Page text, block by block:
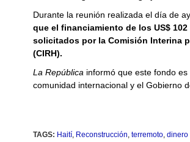
Durante la reunión realizada el día de
que el financiamiento de los US$
solicitados por la Comisión Interina
(CIRH).
La República informó que este fondo
comunidad internacional y el Gobierno
TAGS: Haití, Reconstrucción, terremoto, dinero